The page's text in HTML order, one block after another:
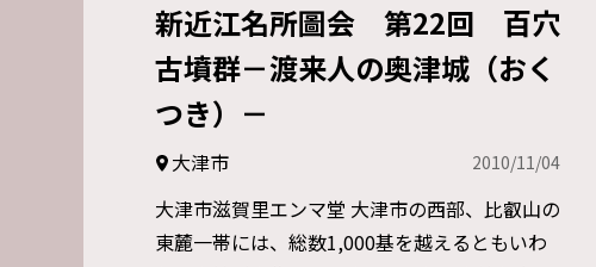
新近江名所圖会 第22回 百穴
古墳群－渡来人の奥津城（おく
つき）－
大津市 2010/11/04
大津市滋賀里エンマ堂 大津市の西部、比叡山の
東麓一帯には、総数1,000基を越えるともいわ